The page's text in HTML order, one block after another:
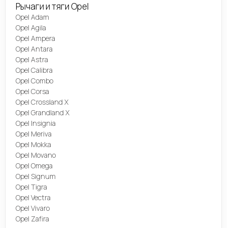
Рычаги и тяги Opel
Opel Adam
Opel Agila
Opel Ampera
Opel Antara
Opel Astra
Opel Calibra
Opel Combo
Opel Corsa
Opel Crossland X
Opel Grandland X
Opel Insignia
Opel Meriva
Opel Mokka
Opel Movano
Opel Omega
Opel Signum
Opel Tigra
Opel Vectra
Opel Vivaro
Opel Zafira